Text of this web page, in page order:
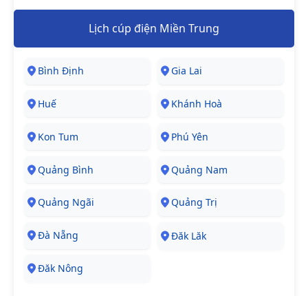
Lịch cúp điện Miền Trung
Bình Định Gia Lai
Huế Khánh Hoà
Kon Tum Phú Yên
Quảng Bình Quảng Nam
Quảng Ngãi Quảng Trị
Đà Nẵng Đăk Lăk
Đăk Nông